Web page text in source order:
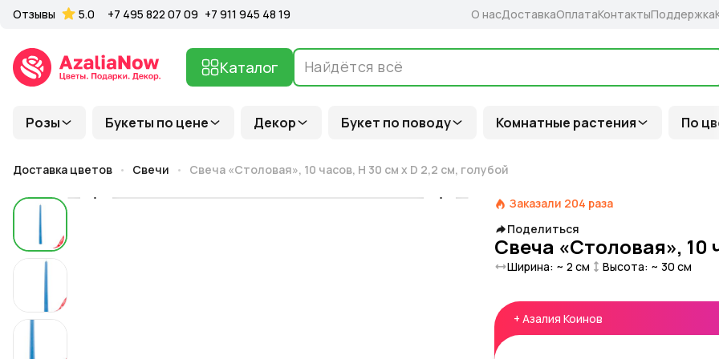
Розы Букеты по цене Декор Букет по поводу Комнатные растения По
Каталог
Отзывы 5.0 +7 495 822 07 09 +7 911 945 48 19 О насДоставкаОплатаКонтактыПоддержка
Доставка цветов Свечи Свеча «Столовая», 10 часов, H 30 см x D 2,2 см, голубой
Заказали 204 раза
Поделиться
Свеча «Столовая», 10
Ширина: ~ 2 см Высота: ~ 30 см
+ Азалия Коинов